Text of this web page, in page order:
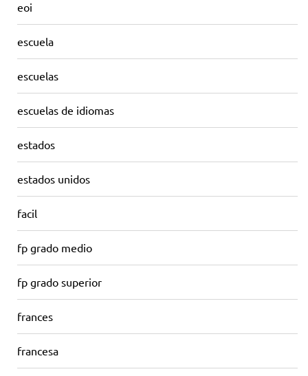
eoi
escuela
escuelas
escuelas de idiomas
estados
estados unidos
facil
fp grado medio
fp grado superior
frances
francesa